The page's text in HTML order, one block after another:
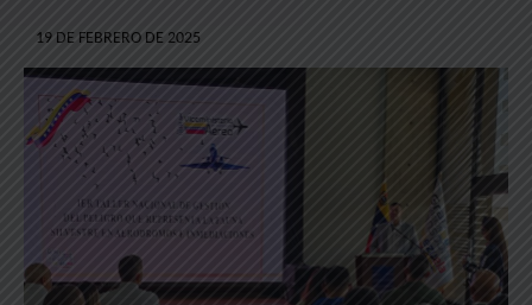
19 DE FEBRERO DE 2025